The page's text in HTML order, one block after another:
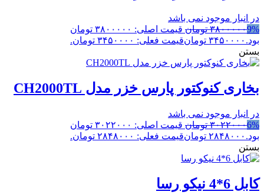
در انبار موجود نمی باشد
9%۳۸۰۰۰۰۰ تومان
قیمت اصلی: ۳۸۰۰۰۰۰ تومان
بود. ۳۴۵۰۰۰۰ تومانقیمت فعلی: ۳۴۵۰۰۰۰ تومان.
بستن
بخاری کنوکتور پارس خزر مدل CH2000TL
در انبار موجود نمی باشد
6%۳۰۲۲۰۰۰ تومان
قیمت اصلی: ۳۰۲۲۰۰۰ تومان
بود. ۲۸۴۸۰۰۰ تومانقیمت فعلی: ۲۸۴۸۰۰۰ تومان.
بستن
کابل 6*4 نیکو رسا